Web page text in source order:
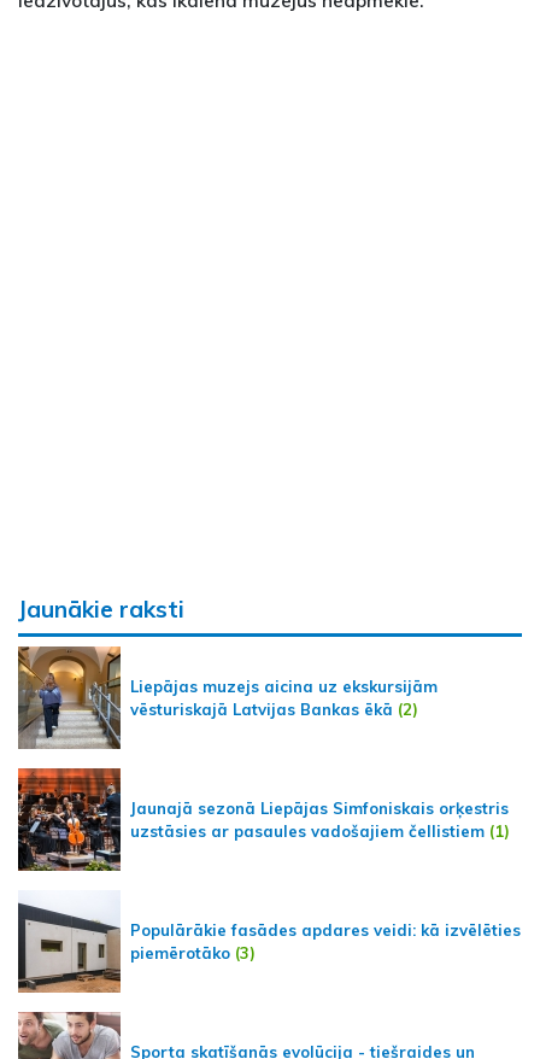
Jaunākie raksti
Liepājas muzejs aicina uz ekskursijām
vēsturiskajā Latvijas Bankas ēkā (2)
Jaunajā sezonā Liepājas Simfoniskais orķestris
uzstāsies ar pasaules vadošajiem čellistiem (1)
Populārākie fasādes apdares veidi: kā izvēlēties
piemērotāko (3)
Sporta skatīšanās evolūcija - tiešraides un